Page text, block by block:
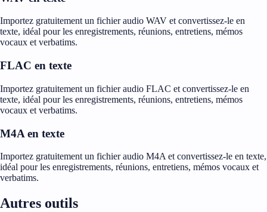
Importez gratuitement un fichier audio WAV et convertissez-le en
texte, idéal pour les enregistrements, réunions, entretiens, mémos
vocaux et verbatims.
FLAC en texte
Importez gratuitement un fichier audio FLAC et convertissez-le en
texte, idéal pour les enregistrements, réunions, entretiens, mémos
vocaux et verbatims.
M4A en texte
Importez gratuitement un fichier audio M4A et convertissez-le en texte,
idéal pour les enregistrements, réunions, entretiens, mémos vocaux et
verbatims.
Autres outils